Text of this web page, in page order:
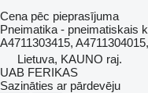
Cena pēc pieprasījuma
Pneimatika - pneimatiskais
A4711303415,
Lietuva, KAUNO raj.
UAB FERIKAS
Sazināties ar pārdevēju